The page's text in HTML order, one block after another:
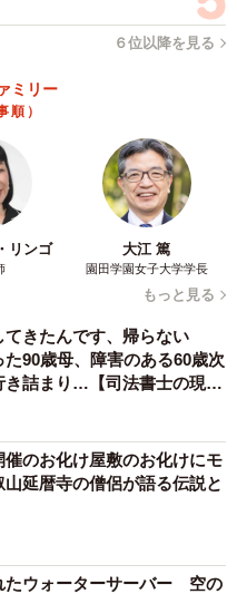
６位以降を見る
ミリー
順）
リンゴ 大江 篤
園田学園女子大学学長
もっと見る
てきたんです、帰らない
90歳母、障害のある60歳次
き詰まり…【司法書士の現場
のお化け屋敷のお化けにモ
延暦寺の僧侶が語る伝説と
たウォーターサーバー 空の